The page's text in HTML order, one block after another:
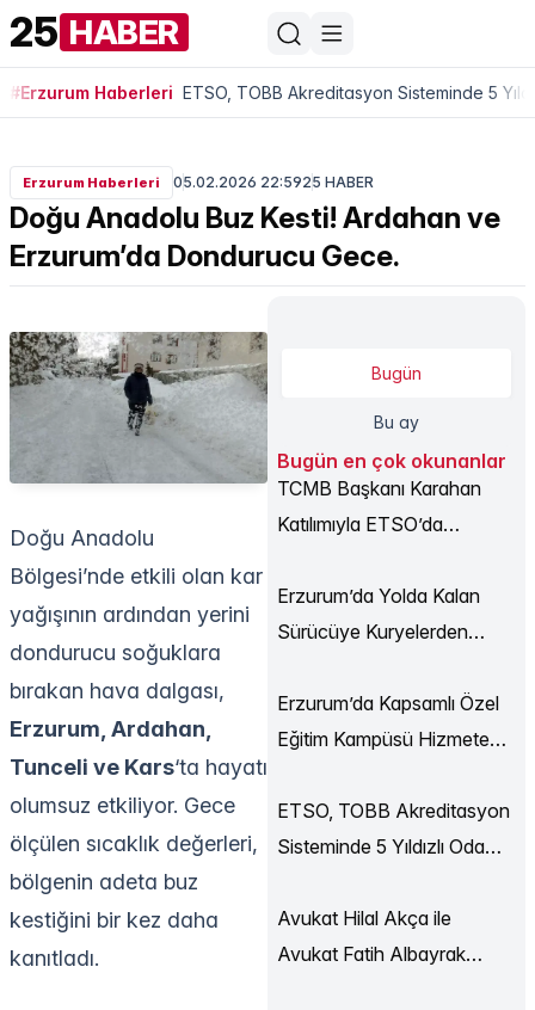
25 HABER
#Erzurum Haberleri ETSO, TOBB Akreditasyon Sisteminde 5
Erzurum Haberleri 05.02.2026 22:5925 HABER
Doğu Anadolu Buz Kesti! Ardahan ve
Erzurum’da Dondurucu Gece.
Doğu Anadolu
Bölgesi’nde etkili olan kar
yağışının ardından yerini
dondurucu soğuklara
bırakan hava dalgası,
Erzurum, Ardahan,
Tunceli ve Kars‘ta hayatı
olumsuz etkiliyor. Gece
ölçülen sıcaklık değerleri,
bölgenin adeta buz
kestiğini bir kez daha
kanıtladı.
Bugün
Bu ay
Bugün en çok okunanlar
TCMB Başkanı Karahan
Katılımıyla ETSO’da
Düzenlendi
Erzurum’da Yolda Kalan
Sürücüye Kuryelerden
Erzurum’da Kapsamlı Özel
Eğitim Kampüsü Hizmete
ETSO, TOBB Akreditasyon
Sisteminde 5 Yıldızlı Oda
Avukat Hilal Akça ile
Avukat Fatih Albayrak